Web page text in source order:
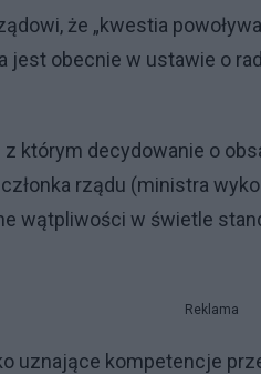
że „kwestia
jest obecnie w ustawie o
którym decydowanie o
rządu (ministra
wątpliwości w świetle
Reklama
uznające kompetencje